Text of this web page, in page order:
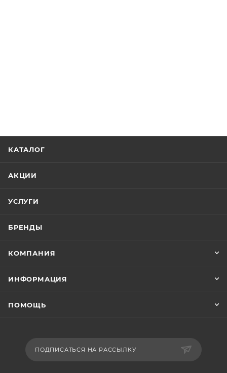
КАТАЛОГ
АКЦИИ
УСЛУГИ
БРЕНДЫ
КОМПАНИЯ
ИНФОРМАЦИЯ
ПОМОЩЬ
ПОДПИСАТЬСЯ НА РАССЫЛКУ